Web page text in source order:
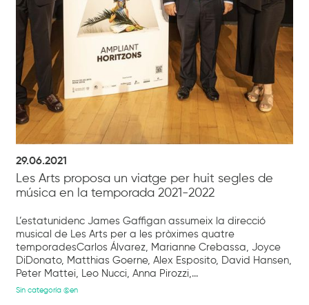
29.06.2021
Les Arts proposa un viatge per huit segles de
música en la temporada 2021-2022
L’estatunidenc James Gaffigan assumeix la direcció
musical de Les Arts per a les pròximes quatre
temporadesCarlos Álvarez, Marianne Crebassa, Joyce
DiDonato, Matthias Goerne, Alex Esposito, David Hansen,
Peter Mattei, Leo Nucci, Anna Pirozzi,...
Sin categoría @en